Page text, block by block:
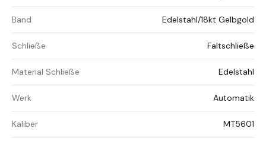
Band Edelstahl/18kt Gelbgold
Schließe Faltschließe
Material Schließe Edelstahl
Werk Automatik
Kaliber MT5601